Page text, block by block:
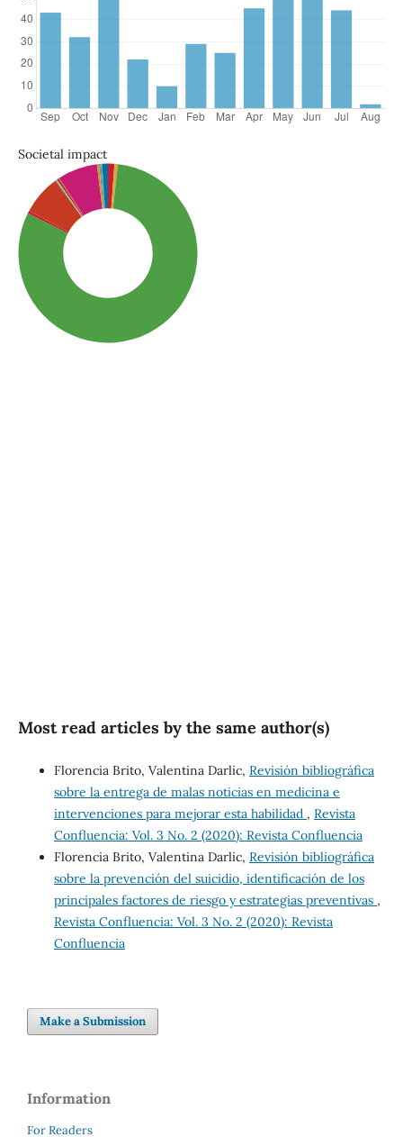
Societal impact
Most read articles by the same author(s)
Florencia Brito, Valentina Darlic, Revisión bibliográfica
sobre la entrega de malas noticias en medicina e
intervenciones para mejorar esta habilidad , Revista
Confluencia: Vol. 3 No. 2 (2020): Revista Confluencia
Florencia Brito, Valentina Darlic, Revisión bibliográfica
sobre la prevención del suicidio, identificación de los
principales factores de riesgo y estrategias preventivas ,
Revista Confluencia: Vol. 3 No. 2 (2020): Revista
Confluencia
Make a Submission
Information
For Readers